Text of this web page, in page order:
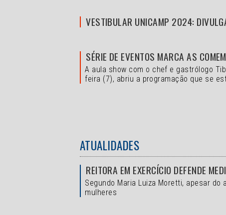
VESTIBULAR UNICAMP 2024:
SÉRIE DE EVENTOS MARCA AS
A aula show com o chef e gastrólogo
feira (7), abriu a programação que se
ATUALIDADES
REITORA EM EXERCÍCIO DEFENDE
Segundo Maria Luiza Moretti, apesar
mulheres